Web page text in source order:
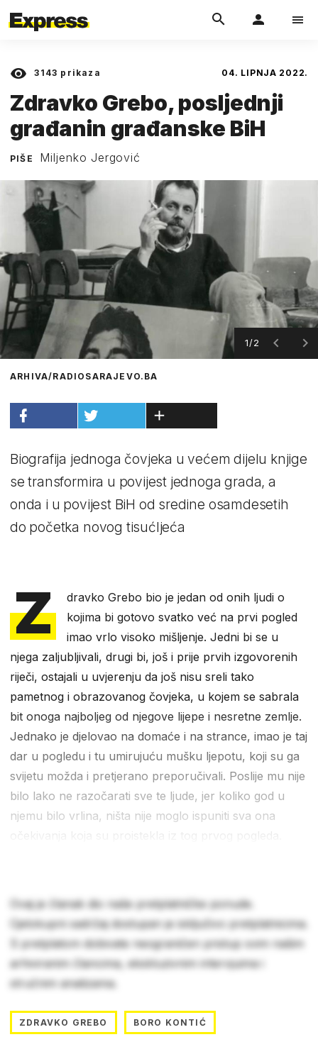
3143 prikaza 04. LIPNJA 2022.
Zdravko Grebo, posljednji
građanin građanske BiH
PIŠE Miljenko Jergović
1/2
ARHIVA/RADIOSARAJEVO.BA
Biografija jednoga čovjeka u većem dijelu knjige
se transformira u povijest jednoga grada, a
onda i u povijest BiH od sredine osamdesetih
do početka novog tisućljeća
Z
dravko Grebo bio je jedan od onih ljudi o
kojima bi gotovo svatko već na prvi pogled
imao vrlo visoko mišljenje. Jedni bi se u
njega zaljubljivali, drugi bi, još i prije prvih izgovorenih
riječi, ostajali u uvjerenju da još nisu sreli tako
pametnog i obrazovanog čovjeka, u kojem se sabrala
bit onoga najboljeg od njegove lijepe i nesretne zemlje.
Jednako je djelovao na domaće i na strance, imao je taj
dar u pogledu i tu umirujuću mušku ljepotu, koji su ga
svijetu možda i pretjerano preporučivali. Poslije mu nije
bilo lako ne razočarati sve te ljude, jer koliko god u
njemu bilo vrlina, ništa nije moglo ispuniti sva ona
Ovaj je članak dio naše pretplatničke ponude.
Cjelokupni sadržaj dostupan je isključivo pretplatnicima.
S pretplatom dobivate neograničen pristup svim našim
arhiviranim člancima, ekskluzivnim intervjuima i
stručnim analizama.
ZDRAVKO GREBO BORO KONTIĆ